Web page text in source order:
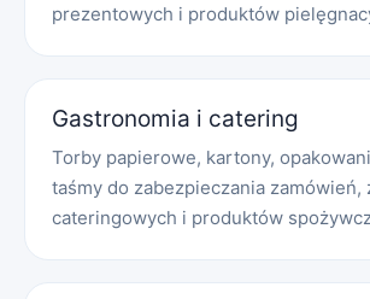
prezentowych i produktów
Gastronomia i catering
Torby papierowe, kartony,
taśmy do zabezpieczania zamówień,
cateringowych i produktów